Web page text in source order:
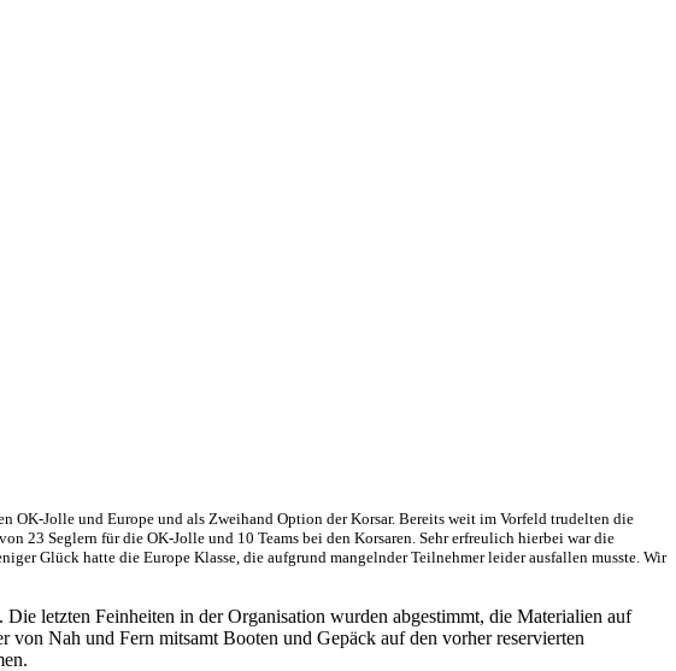
OK-Jolle und Europe und als Zweihand Option der Korsar. Bereits weit im Vorfeld trudelten die
23 Seglern für die OK-Jolle und 10 Teams bei den Korsaren. Sehr erfreulich hierbei war die
Glück hatte die Europe Klasse, die aufgrund mangelnder Teilnehmer leider ausfallen musste. Wir
letzten Feinheiten in der Organisation wurden abgestimmt, die Materialien auf
von Nah und Fern mitsamt Booten und Gepäck auf den vorher reservierten